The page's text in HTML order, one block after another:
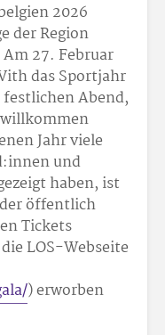
2026
der Region
27. Februar
das Sportjahr
Abend,
Jahr viele
und
haben, ist
öffentlich
Tickets
LOS-Webseite
) erworben